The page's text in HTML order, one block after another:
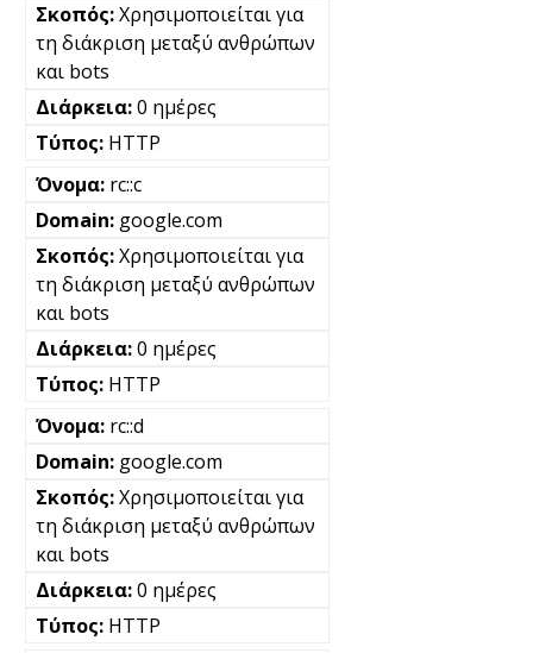
Χρησιμοποιείται για
τη διάκριση μεταξύ ανθρώπων
και bots
0 ημέρες
HTTP
rc::c
google.com
Χρησιμοποιείται για
τη διάκριση μεταξύ ανθρώπων
και bots
0 ημέρες
HTTP
rc::d
google.com
Χρησιμοποιείται για
τη διάκριση μεταξύ ανθρώπων
και bots
0 ημέρες
HTTP